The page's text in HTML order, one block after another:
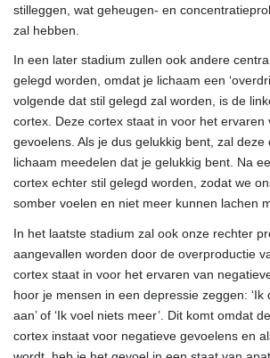
stilleggen, wat geheugen- en
zal hebben.
In een later stadium zullen ook andere
gelegd worden, omdat je lichaam een
volgende dat stil gelegd zal worden, is de
cortex. Deze cortex staat in voor het ervaren
gevoelens. Als je dus gelukkig bent, zal deze
lichaam meedelen dat je gelukkig bent. Na
cortex echter stil gelegd worden, zodat we
somber voelen en niet meer kunnen lachen
In het laatste stadium zal ook onze rechter
aangevallen worden door de overproductie
cortex staat in voor het ervaren van
hoor je mensen in een depressie zeggen:
aan’ of ‘Ik voel niets meer’. Dit komt omdat
cortex instaat voor negatieve gevoelens en